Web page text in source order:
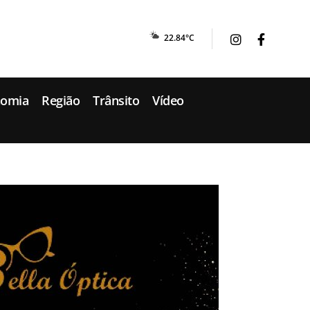
22.84°C
Região Trânsito
Vídeo